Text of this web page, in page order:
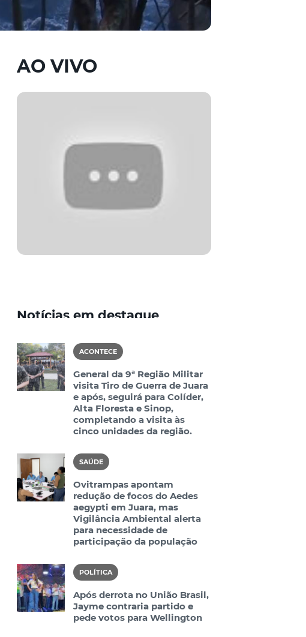
AO VIVO
ACONTECE
General da 9ª Região Militar
visita Tiro de Guerra de Juara
e após, seguirá para Colíder,
Alta Floresta e Sinop,
completando a visita às
cinco unidades da região.
SAÚDE
Ovitrampas apontam
redução de focos do Aedes
aegypti em Juara, mas
Vigilância Ambiental alerta
para necessidade de
participação da população
POLÍTICA
Após derrota no União Brasil,
Jayme contraria partido e
pede votos para Wellington
Notícias em destaque